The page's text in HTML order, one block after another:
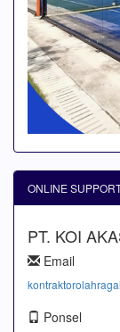
ONLINE
PT. KOI
Email
Ponsel